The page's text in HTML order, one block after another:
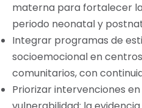
materna para fortalecer
periodo neonatal y
Integrar programas de
socioemocional en
comunitarios, con
Priorizar intervenciones